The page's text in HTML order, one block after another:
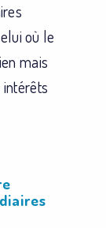
où le
mais